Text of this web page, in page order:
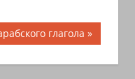
глагола